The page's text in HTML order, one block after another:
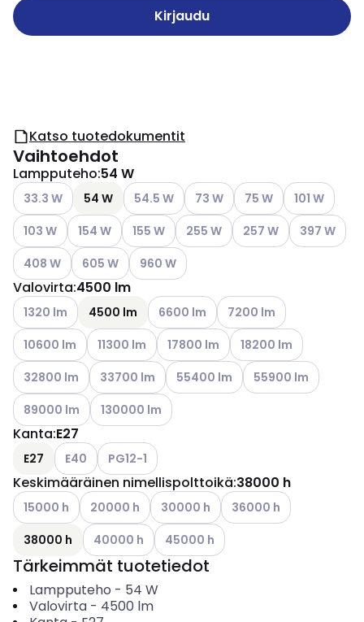
Kirjaudu
Katso tuotedokumentit
Vaihtoehdot
Lampputeho:54 W
Katso käytettävissä olevat vaihtoehdot
33.3 W 54 W Katso käytettävissä olevat vaihtoehdot
54.5 W Katso käytettävissä olevat
73 W Katso käytettävissä
75 W Katso
101 W
Katso käytettävissä olevat vaihtoehdot
103 W Katso käytettävissä olevat vaihtoehdot
154 W Katso käytettävissä olevat vaihtoehdot
155 W Katso käytettävissä olevat
255 W Katso käytettävissä
257 W Katso
397 W
Katso käytettävissä olevat vaihtoehdot
408 W Katso käytettävissä olevat vaihtoehdot
605 W Katso käytettävissä olevat vaihtoehdot
960 W
Valovirta:4500 lm
Katso käytettävissä olevat vaihtoehdot
1320 lm 4500 lm Katso käytettävissä olevat
6600 lm Katso käytettävissä
7200 lm
Katso käytettävissä olevat vaihtoehdot
10600 lm Katso käytettävissä olevat vaihtoehdot
11300 lm Katso käytettävissä olevat
17800 lm Katso käytettävissä
18200 lm
Katso käytettävissä olevat vaihtoehdot
32800 lm Katso käytettävissä olevat vaihtoehdot
33700 lm Katso käytettävissä olevat
55400 lm Katso käytettävissä
55900 lm
Katso käytettävissä olevat vaihtoehdot
89000 lm Katso käytettävissä olevat vaihtoehdot
130000 lm
Kanta:E27
E27 Katso käytettävissä olevat vaihtoehdot
E40 Katso käytettävissä olevat vaihtoehdot
PG12-1
Keskimääräinen nimellispolttoikä:38000 h
Katso käytettävissä olevat vaihtoehdot
15000 h Katso käytettävissä olevat vaihtoehdot
20000 h Katso käytettävissä olevat
30000 h Katso käytettävissä
36000 h
38000 h
Katso käytettävissä olevat vaihtoehdot
40000 h Katso käytettävissä olevat
45000 h
Tärkeimmät tuotetiedot
Lampputeho - 54 W
Valovirta- 4500 lm